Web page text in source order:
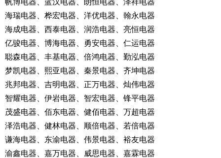
海瑞电器、桦宏电器、洋优电器、翰永电器
海成电器、西泰电器、润浩电器、亮恒电器
亿骏电器、博海电器、勇安电器、仁运电器
聪森电器、丰基电器、倍鸿电器、勤泓电器
梦凯电器、熙亚电器、秦景电器、齐坤电器
兆邦电器、吉明电器、正万电器、灿伟电器
智耀电器、伊岩电器、智宏电器、锋平电器
茂盛电器、佰东电器、健佰电器、万超电器
泽浩电器、健林电器、顺倍电器、若倍电器
谦海电器、东渝电器、伟景电器、裕友电器
渝鑫电器、嘉万电器、威思电器、嘉霖电器